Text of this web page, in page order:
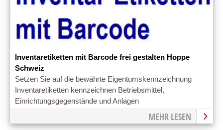
Inventaretiketten mit Barcode frei gestalten Hoppe
Schweiz
Setzen Sie auf die bewährte Eigentumskennzeichnung
Inventaretiketten kennzeichnen Betriebsmittel,
Einrichtungsgegenstände und Anlagen
MEHR LESEN